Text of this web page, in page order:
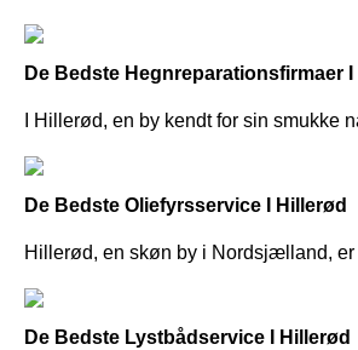
De Bedste Hegnreparationsfirmaer I
I Hillerød, en by kendt for sin smukke
De Bedste Oliefyrsservice I Hillerød
Hillerød, en skøn by i Nordsjælland, er
De Bedste Lystbådservice I Hillerød